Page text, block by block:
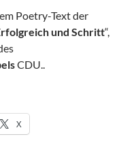
Poetry-Text der
und Schritt“,
CDU..
X